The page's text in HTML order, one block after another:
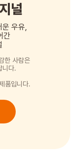
널
운 우유,
간
한 사람은
니다.
품입니다.